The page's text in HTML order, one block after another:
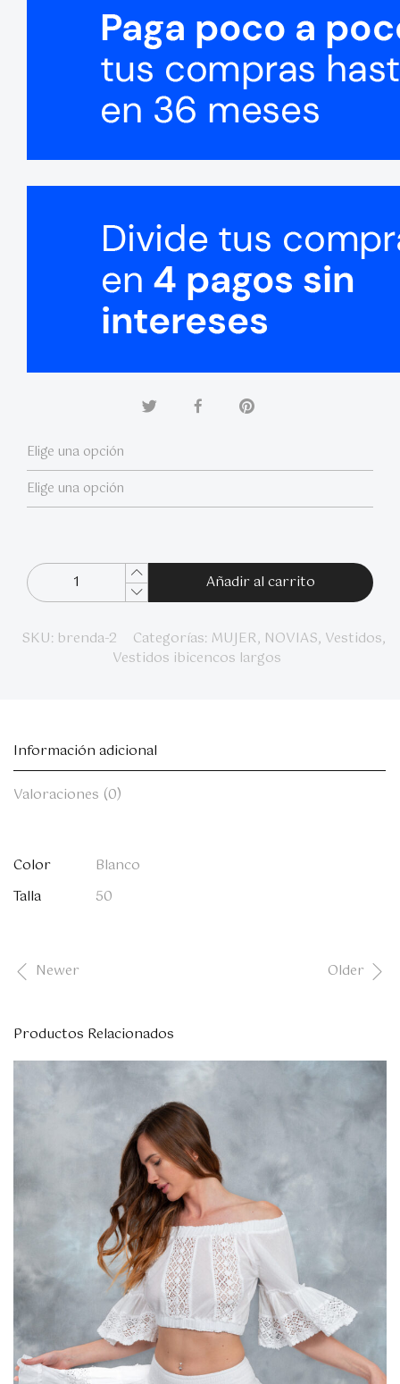
Añadir al carrito
SKU: brenda-2 Categorías: MUJER, NOVIAS, Vestidos,
Vestidos ibicencos largos
Información adicional
Valoraciones (0)
Color
Blanco
Talla
50
Older
Newer
Productos Relacionados